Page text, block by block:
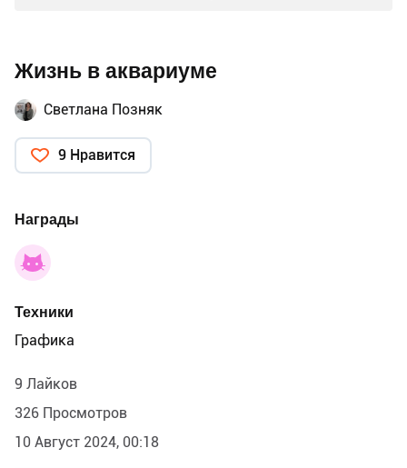
Жизнь в аквариуме
Светлана Позняк
9 Нравится
Награды
Техники
Графика
9 Лайков
326 Просмотров
10 Август 2024, 00:18